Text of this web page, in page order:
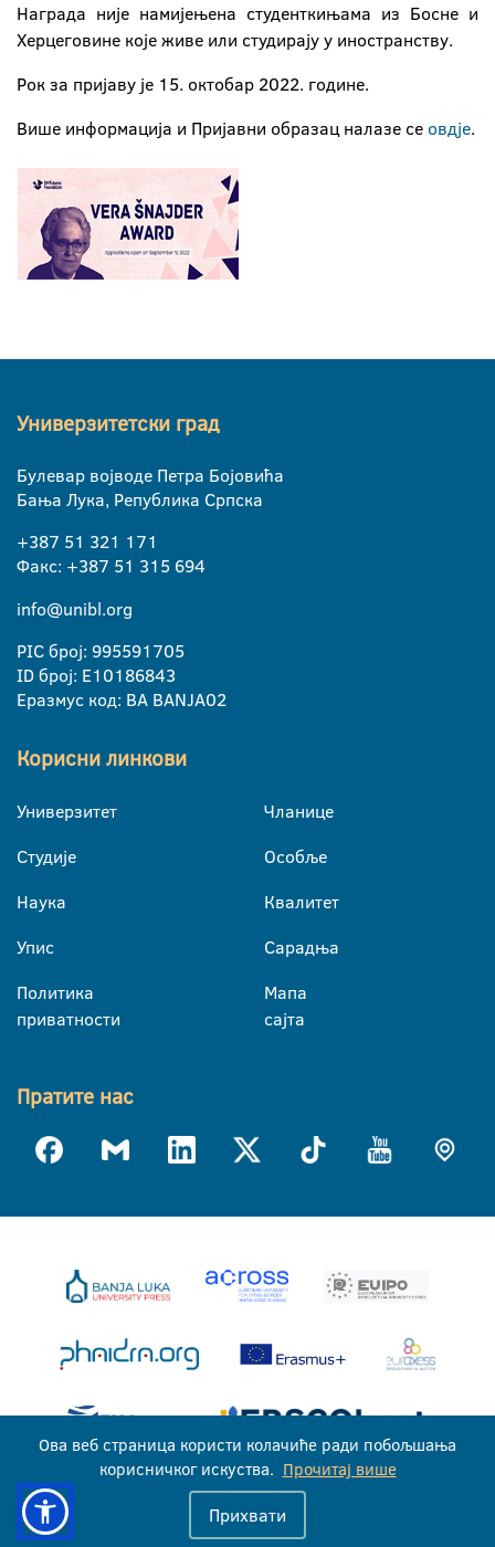
Награда није намијењена студенткињама из Босне и
Херцеговине које живе или студирају у иностранству.
Рок за пријаву је 15. октобар 2022. године.
Више информација и Пријавни образац налазе се овдје.
Универзитетски град
Булевар војводе Петра Бојовића
Бања Лука, Република Српска
+387 51 321 171
Факс: +387 51 315 694
info@unibl.org
PIC број: 995591705
ID број: E10186843
Еразмус код: BA BANJA02
Корисни линкови
Универзитет
Студије
Наука
Упис
Политика
приватности
Чланице
Особље
Квалитет
Сарадња
Мапа
сајта
Пратите нас
Универзитет у Бањој Луци © 2026
Сва права задржана
Ова веб страница користи колачиће ради побољшања
корисничког искуства. Прочитај више
Прихвати